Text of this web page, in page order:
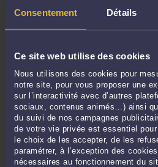
Consentement Détails
Ce site web utilise des cookies
Nous utilisons des cookies pour
notre site, pour vous proposer une
sur l’interactivité avec d’autres
sociaux, contenus animés…) ainsi
du suivi de nos campagnes
de votre vie privée est essentiel
le choix de les accepter, de les
paramétrer, à l’exception des
nécessaires au fonctionnement du
Novembre 2023
Août 2023
Juillet 2023
Juin 2023
Mai 2023
Avril 2023
Mars 2023
Février 2023